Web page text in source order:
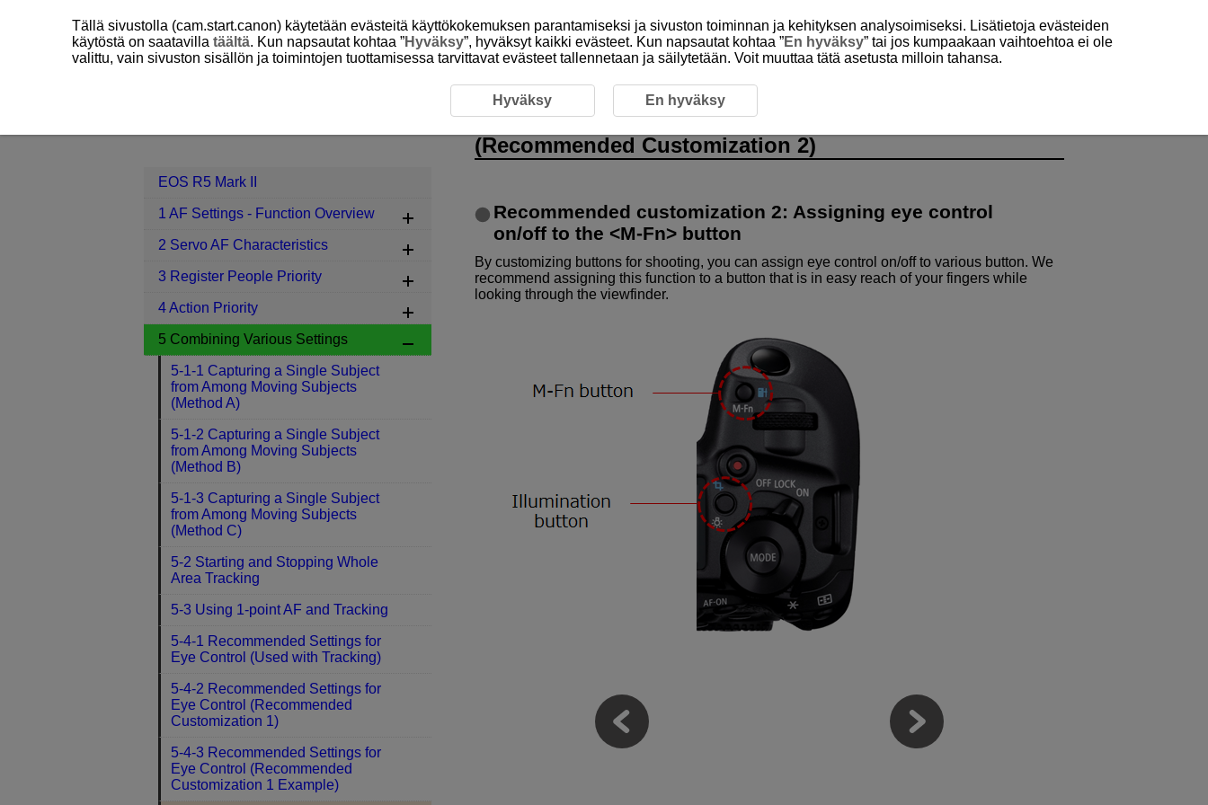
5 Combining Various Settings 5-4-4 Recommended Settings for Eye Control (Recommended Customization 2)
5-4-4 Recommended Settings for Eye Control
(Recommended Customization 2)
Recommended customization 2: Assigning eye control
on/off to the <M-Fn> button
By customizing buttons for shooting, you can assign eye control on/off to various button. We
recommend assigning this function to a button that is in easy reach of your fingers while
looking through the viewfinder.
EOS R5 Mark II
1 AF Settings - Function Overview
2 Servo AF Characteristics
3 Register People Priority
4 Action Priority
5 Combining Various Settings
5-1-1 Capturing a Single Subject
from Among Moving Subjects
(Method A)
5-1-2 Capturing a Single Subject
from Among Moving Subjects
(Method B)
5-1-3 Capturing a Single Subject
from Among Moving Subjects
(Method C)
5-2 Starting and Stopping Whole
Area Tracking
5-3 Using 1-point AF and Tracking
5-4-1 Recommended Settings for
Eye Control (Used with Tracking)
5-4-2 Recommended Settings for
Eye Control (Recommended
Customization 1)
5-4-3 Recommended Settings for
Eye Control (Recommended
Customization 1 Example)
Tällä sivustolla (cam.start.canon) käytetään evästeitä käyttökokemuksen parantamiseksi ja sivuston toiminnan ja kehityksen analysoimiseksi. Lisätietoja evästeiden
käytöstä on saatavilla täältä. Kun napsautat kohtaa ”Hyväksy”, hyväksyt kaikki evästeet. Kun napsautat kohtaa ”En hyväksy” tai jos kumpaakaan vaihtoehtoa ei ole
valittu, vain sivuston sisällön ja toimintojen tuottamisessa tarvittavat evästeet tallennetaan ja säilytetään. Voit muuttaa tätä asetusta milloin tahansa.
Hyväksy En hyväksy